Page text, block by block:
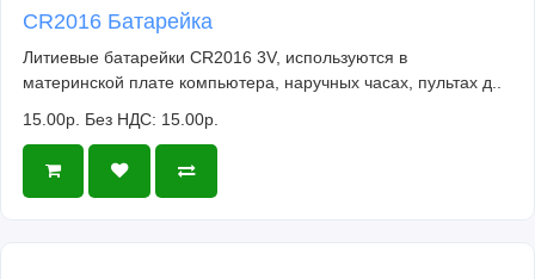
CR2016 Батарейка
Литиевые батарейки CR2016 3V, используются в
материнской плате компьютера, наручных часах, пультах д..
15.00р. Без НДС: 15.00р.